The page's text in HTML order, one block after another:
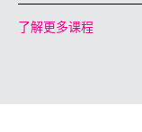
了解更多课程